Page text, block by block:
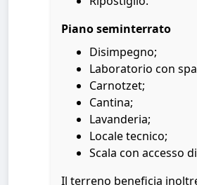
Piano seminterrato
Disimpegno;
Laboratorio con
Carnotzet;
Cantina;
Lavanderia;
Locale tecnico;
Scala con accesso
Il terreno beneficia